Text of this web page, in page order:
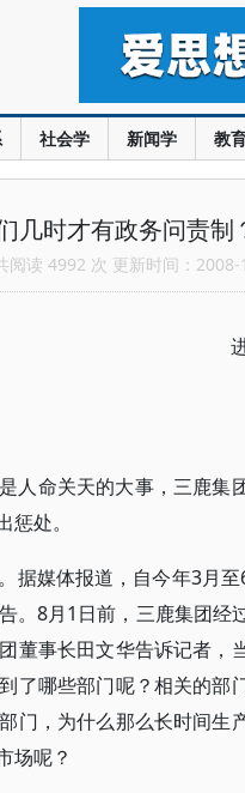
社会学 新闻学 教
几时才有政务问责制
阅读 4992 次 更新时间：
人命关天的大事，三鹿集
处。
据媒体报道，自今年3月
。8月1日前，三鹿集团经
董事长田文华告诉记者，
了哪些部门呢？相关的部
门，为什么那么长时间生
场呢？